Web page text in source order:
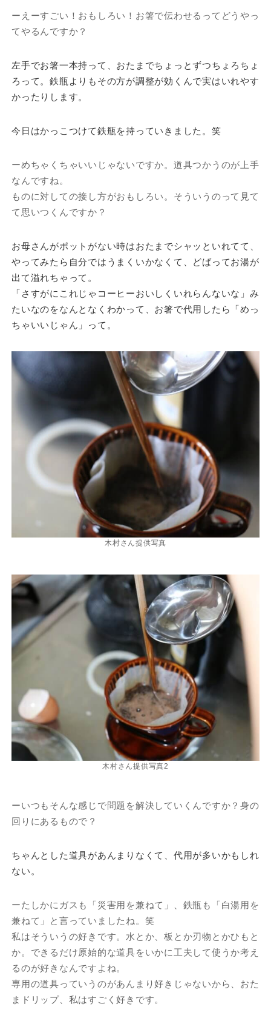
ーえーすごい！おもしろい！お箸で伝わせるってどうやっ
てやるんですか？
左手でお箸一本持って、おたまでちょっとずつちょろちょ
ろって。鉄瓶よりもその方が調整が効くんで実はいれやす
かったりします。
今日はかっこつけて鉄瓶を持っていきました。笑
ーめちゃくちゃいいじゃないですか。道具つかうのが上手
なんですね。
ものに対しての接し方がおもしろい。そういうのって見て
て思いつくんですか？
お母さんがポットがない時はおたまでシャッといれてて、
やってみたら自分ではうまくいかなくて、どばってお湯が
出て溢れちゃって。
「さすがにこれじゃコーヒーおいしくいれらんないな」み
たいなのをなんとなくわかって、お箸で代用したら「めっ
ちゃいいじゃん」って。
木村さん提供写真
木村さん提供写真2
ーいつもそんな感じで問題を解決していくんですか？身の
回りにあるもので？
ちゃんとした道具があんまりなくて、代用が多いかもしれ
ない。
ーたしかにガスも「災害用を兼ねて」、鉄瓶も「白湯用を
兼ねて」と言っていましたね。笑
私はそういうの好きです。水とか、板とか刃物とかひもと
か。できるだけ原始的な道具をいかに工夫して使うか考え
るのが好きなんですよね。
専用の道具っていうのがあんまり好きじゃないから、おた
まドリップ、私はすごく好きです。